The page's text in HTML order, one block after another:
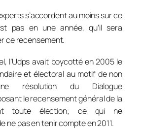
s’accordent au moins sur ce
pas en une année, qu’il sera
ce recensement.
avait boycotté en 2005 le
et électoral au motif de non
résolution du Dialogue
le recensement général de la
toute élection; ce qui ne
ne pas en tenir compte en 2011.